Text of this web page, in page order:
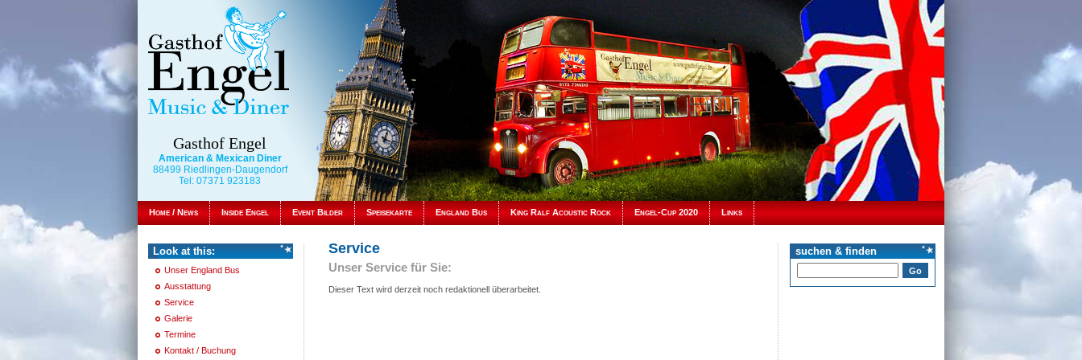
Gasthof Engel
American & Mexican Diner
88499 Riedlingen-Daugendorf
Tel: 07371 923183
Home / News Inside Engel Event Bilder Speisekarte England Bus King Ralf Acoustic Rock Engel-Cup 2020 Links
Look at this:
Unser England Bus
Ausstattung
Service
Galerie
Termine
Kontakt / Buchung
Service
Unser Service für Sie:
Dieser Text wird derzeit noch redaktionell überarbeitet.
suchen & finden